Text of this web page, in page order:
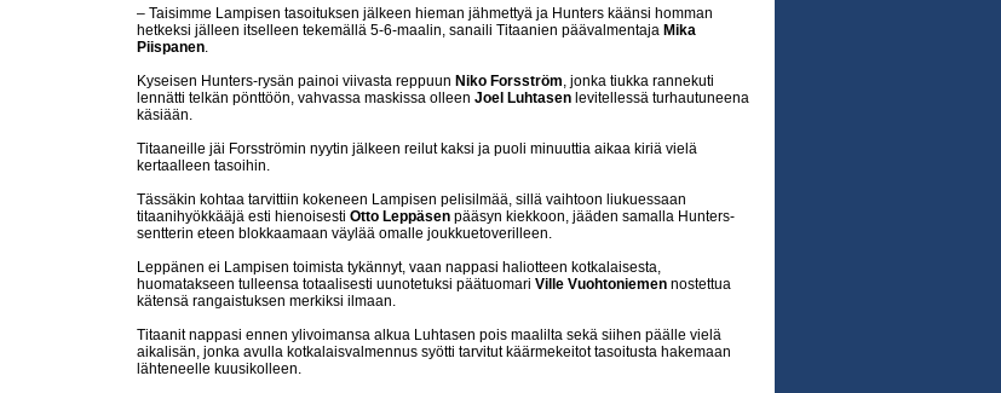
– Taisimme Lampisen tasoituksen jälkeen hieman jähmettyä ja Hunters käänsi homman
hetkeksi jälleen itselleen tekemällä 5-6-maalin, sanaili Titaanien päävalmentaja Mika
Piispanen.
Kyseisen Hunters-rysän painoi viivasta reppuun Niko Forsström, jonka tiukka rannekuti
lennätti telkän pönttöön, vahvassa maskissa olleen Joel Luhtasen levitellessä turhautuneena
käsiään.
Titaaneille jäi Forsströmin nyytin jälkeen reilut kaksi ja puoli minuuttia aikaa kiriä vielä
kertaalleen tasoihin.
Tässäkin kohtaa tarvittiin kokeneen Lampisen pelisilmää, sillä vaihtoon liukuessaan
titaanihyökkääjä esti hienoisesti Otto Leppäsen pääsyn kiekkoon, jääden samalla Hunters-
sentterin eteen blokkaamaan väylää omalle joukkuetoverilleen.
Leppänen ei Lampisen toimista tykännyt, vaan nappasi haliotteen kotkalaisesta,
huomatakseen tulleensa totaalisesti uunotetuksi päätuomari Ville Vuohtoniemen nostettua
kätensä rangaistuksen merkiksi ilmaan.
Titaanit nappasi ennen ylivoimansa alkua Luhtasen pois maalilta sekä siihen päälle vielä
aikalisän, jonka avulla kotkalaisvalmennus syötti tarvitut käärmekeitot tasoitusta hakemaan
lähteneelle kuusikolleen.